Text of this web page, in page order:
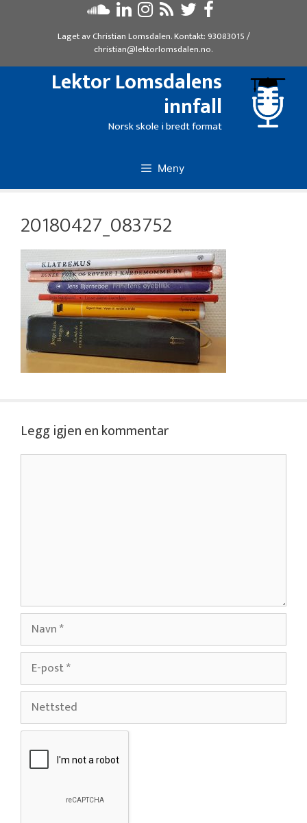
Laget avChristian Lomsdalen. Kontakt: 93083015/
christian@lektorlomsdalen.no.
Lektor Lomsdalens
innfall
Norsk skole i bredt format
Meny
20180427_083752
Legg igjen en kommentar
Navn
post
Nettsted